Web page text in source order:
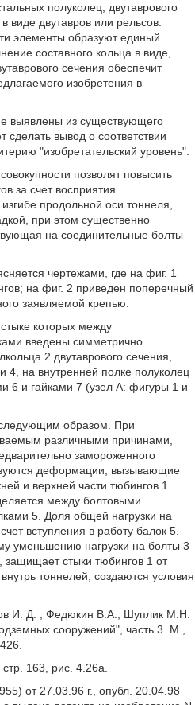
полуколец, двутаврового
виде двутавров или рельсов.
элементы образуют единый
составного кольца в виде,
сечения обеспечит
изобретения в
выявлены из существующего
сделать вывод о соответствии
"изобретательский уровень".
позволят повысить
за счет восприятия
продольной оси тоннеля,
при этом существенно
на соединительные болты
чертежами, где на фиг. 1
на фиг. 2 приведен поперечный
заявляемой крепью.
которых между
введены симметрично
2 двутаврового сечения,
4, на внутренней полке полуколец
6 и гайками 7 (узел А: фигуры 1 и
образом. При
различными причинами,
замороженного
деформации, вызывающие
и верхней части тюбингов 1
между болтовыми
5. Доля общей нагрузки на
вступления в работу балок 5.
уменьшению нагрузки на болты 3
защищает стыки тюбингов 1 от
тоннелей, создаются условия
И. Д. , Федюкин В.А., Шуплик М.Н.
сооружений", часть 3. М.,
163, рис. 4.26a.
от 27.03.96 г., опубл. 20.04.98